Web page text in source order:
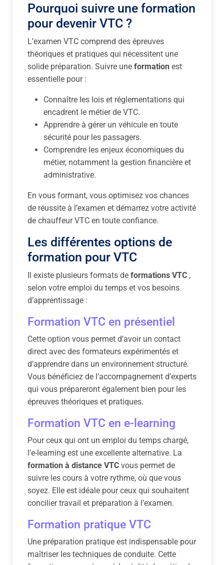
Pourquoi suivre une formation
pour devenir VTC ?
L’examen VTC comprend des épreuves
théoriques et pratiques qui nécessitent une
solide préparation. Suivre une formation est
essentielle pour :
Connaître les lois et réglementations qui
encadrent le métier de VTC.
Apprendre à gérer un véhicule en toute
sécurité pour les passagers.
Comprendre les enjeux économiques du
métier, notamment la gestion financière et
administrative.
En vous formant, vous optimisez vos chances
de réussite à l’examen et démarrez votre activité
de chauffeur VTC en toute confiance.
Les différentes options de
formation pour VTC
Il existe plusieurs formats de formations VTC ,
selon votre emploi du temps et vos besoins
d’apprentissage :
Formation VTC en présentiel
Cette option vous permet d’avoir un contact
direct avec des formateurs expérimentés et
d’apprendre dans un environnement structuré.
Vous bénéficiez de l’accompagnement d’experts
qui vous prépareront également bien pour les
épreuves théoriques et pratiques.
Formation VTC en e-learning
Pour ceux qui ont un emploi du temps chargé,
l’e-learning est une excellente alternative. La
formation à distance VTC vous permet de
suivre les cours à votre rythme, où que vous
soyez. Elle est idéale pour ceux qui souhaitent
concilier travail et préparation à l’examen.
Formation pratique VTC
Une préparation pratique est indispensable pour
maîtriser les techniques de conduite. Cette